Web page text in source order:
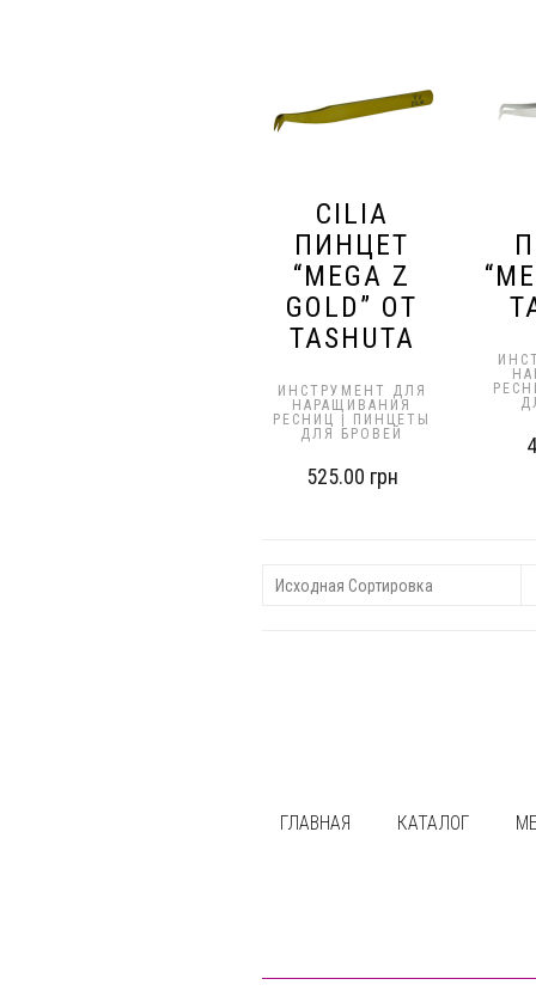
CILIA
ПИНЦЕТ
“MEGA Z
GOLD” ОТ
TASHUTA
ИНСТРУМЕНТ ДЛЯ
НАРАЩИВАНИЯ
РЕСНИЦ | ПИНЦЕТЫ
ДЛЯ БРОВЕЙ
525.00 грн
ГЛАВНАЯ КАТАЛОГ